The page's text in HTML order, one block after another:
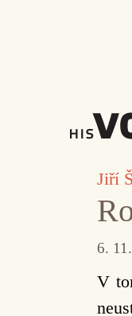
Jiří
6.
V